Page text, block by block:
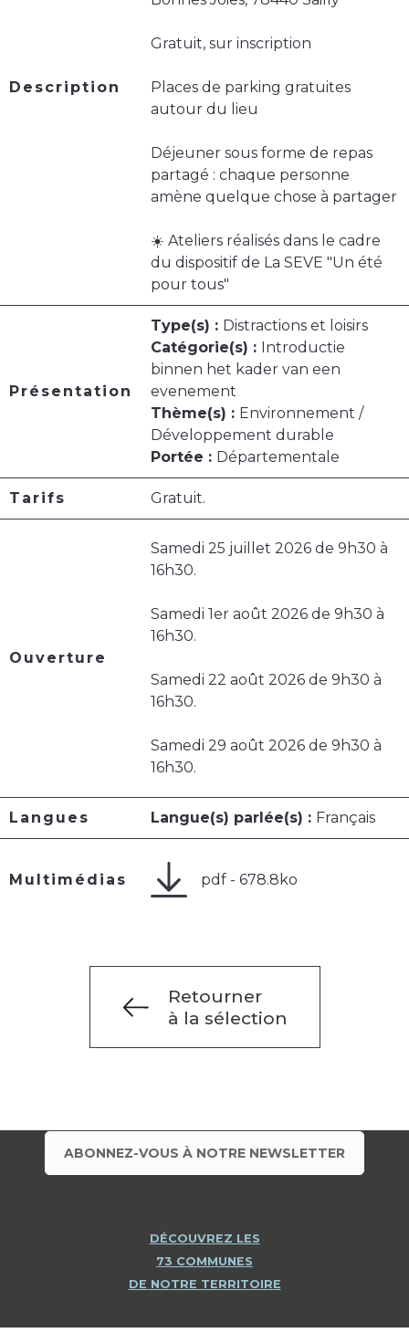
Description
Gratuit, sur inscription
Places de parking gratuites
autour du lieu
Déjeuner sous forme de repas
partagé : chaque personne
amène quelque chose à partager
☀️ Ateliers réalisés dans le cadre
du dispositif de La SEVE "Un été
pour tous"
Présentation
Type(s) : Distractions et loisirs
Catégorie(s) : Introductie
binnen het kader van een
evenement
Thème(s) : Environnement /
Développement durable
Portée : Départementale
Tarifs Gratuit.
Ouverture
Samedi 25 juillet 2026 de 9h30 à
16h30.
Samedi 1er août 2026 de 9h30 à
16h30.
Samedi 22 août 2026 de 9h30 à
16h30.
Samedi 29 août 2026 de 9h30 à
16h30.
Langues Langue(s) parlée(s) : Français
Multimédias pdf - 678.8ko
Retourner
à la sélection
ABONNEZ-VOUS À NOTRE NEWSLETTER
DÉCOUVREZ LES
73 COMMUNES
DE NOTRE TERRITOIRE